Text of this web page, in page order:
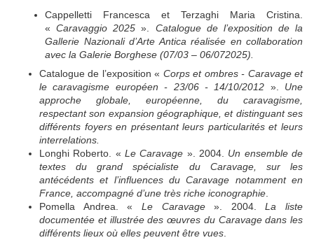
Cappelletti Francesca et Terzaghi Maria Cristina.
«Caravaggio 2025 ». Catalogue de l’exposition de la
Gallerie Nazionali d’Arte Antica réalisée en collaboration
avec la Galerie Borghese (07/03 – 06/072025).
Catalogue de l’exposition « Corps et ombres - Caravage et
le caravagisme européen - 23/06 - 14/10/2012 ». Une
approche globale, européenne, du caravagisme,
respectant son expansion géographique, et distinguant ses
différents foyers en présentant leurs particularités et leurs
interrelations.
Longhi Roberto. « Le Caravage ». 2004. Un ensemble de
textes du grand spécialiste du Caravage, sur les
antécédents et l’influences du Caravage notamment en
France, accompagné d’une très riche iconographie
Pomella Andrea. « Le Caravage». 2004.La liste
documentée et illustrée des œuvres du Caravage dans les
différents lieux où elles peuvent être vues